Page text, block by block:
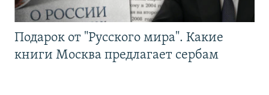
Подарок от "Русского мира". Какие
книги Москва предлагает сербам